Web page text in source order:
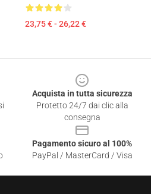
23,75 € - 26,22 €
Acquista in tutta sicurezza
Protetto 24/7 dai clic alla
consegna
Pagamento sicuro al 100%
PayPal / MasterCard / Visa